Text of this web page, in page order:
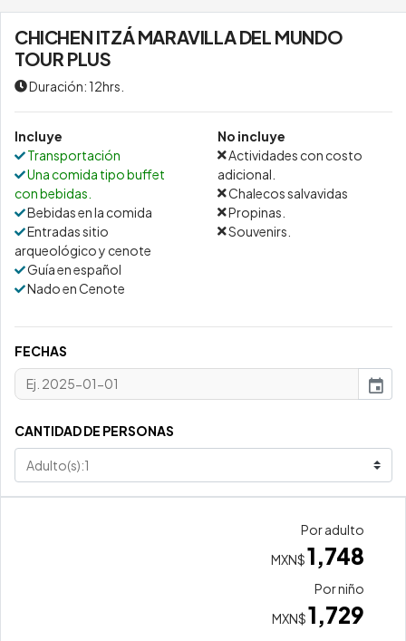
CHICHEN ITZÁ MARAVILLA DEL MUNDO
TOUR PLUS
Duración: 12hrs.
Incluye
Transportación
Una comida tipo buffet
con bebidas.
Bebidas en la comida
Entradas sitio
arqueológico y cenote
Guía en español
Nado en Cenote
No incluye
Actividades con costo
adicional.
Chalecos salvavidas
Propinas.
Souvenirs.
FECHAS
event
CANTIDAD DE PERSONAS
Por adulto
MXN$1,748
Por niño
MXN$1,729